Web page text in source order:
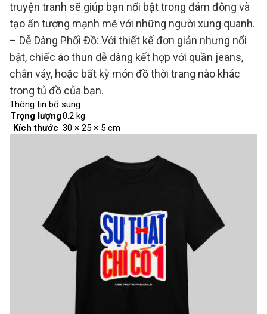
truyện tranh sẽ giúp bạn nổi bật trong đám đông và
tạo ấn tượng mạnh mẽ với những người xung quanh.
– Dễ Dàng Phối Đồ: Với thiết kế đơn giản nhưng nổi
bật, chiếc áo thun dễ dàng kết hợp với quần jeans,
chân váy, hoặc bất kỳ món đồ thời trang nào khác
trong tủ đồ của bạn.
Thông tin bổ sung
Trọng lượng0.2 kg
Kích thước 30 × 25 × 5 cm